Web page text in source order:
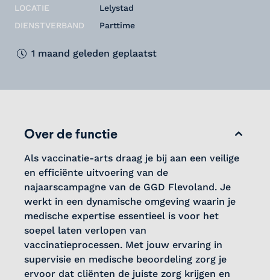
LOCATIE
DIENSTVERBAND
Lelystad
Parttime
1 maand geleden geplaatst
Over de functie
Als vaccinatie-arts draag je bij aan een veilige
en efficiënte uitvoering van de
najaarscampagne van de GGD Flevoland. Je
werkt in een dynamische omgeving waarin je
medische expertise essentieel is voor het
soepel laten verlopen van
vaccinatieprocessen. Met jouw ervaring in
supervisie en medische beoordeling zorg je
ervoor dat cliënten de juiste zorg krijgen en